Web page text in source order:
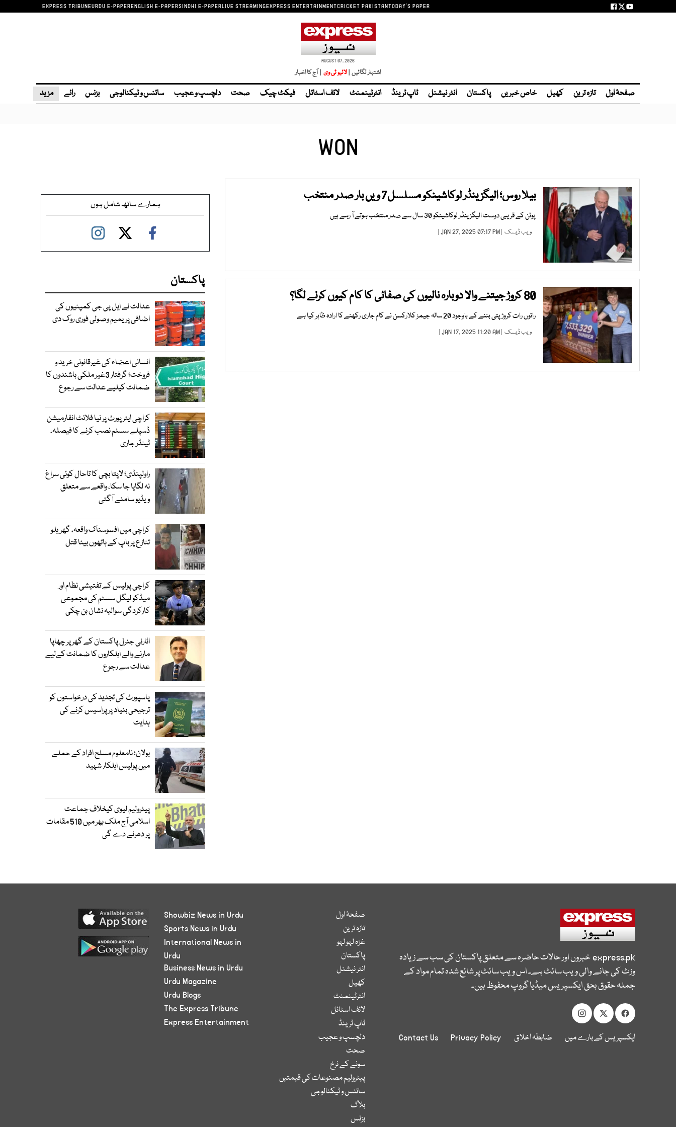
EXPRESS TRIBUNEURDU E-PAPERENGLISH E-PAPERSINDHI E-PAPERLIVE STREAMINGEXPRESS ENTERTAINMENTCRICKET PAKISTANTODAY'S PAPER
AUGUST 07, 2026
اشتہار لگائیں | | آج کا اخبار
صفحۂ اول تازہ ترین کھیل خاص خبریں پاکستان انٹر نیشنل ٹاپ ٹرینڈ انٹرٹینمنٹ لائف اسٹائل فیکٹ چیک صحت دلچسپ و عجیب سائنس و ٹیکنالوجی بزنس رائے مزید
WON
بیلا روس؛ الیگزینڈر لوکاشینکو مسلسل7 ویں بار صدر منتخب
پوٹن کے قریبی دوست الیگزینڈر لوکاشینکو 30 سال سے صدر منتخب ہوتے آ رہے ہیں
ویب ڈیسک | JAN 27, 2025 07:17 PM |
80 کروڑ جیتنے والا دوبارہ نالیوں کی صفائی کا کام کیوں کرنے لگا؟
راتوں رات کروڑ پتی بننے کے باوجود 20 سالہ جیمز کلارکسن نے کام جاری رکھنے کا ارادہ ظاہر کیا ہے
ویب ڈیسک | JAN 17, 2025 11:20 AM |
ہمارے ساتھ شامل ہوں
پاکستان
عدالت نے ایل پی جی کمپنیوں کی
اضافی پریمیم وصولی فوری روک دی
انسانی اعضاء کی غیرقانونی خرید و
فروخت؛ گرفتار 3غیر ملکی باشندوں کا
ضمانت کیلیے عدالت سے رجوع
کراچی ایئرپورٹ پر نیا فلائٹ انفارمیشن
ڈسپلے سسٹم نصب کرنے کا فیصلہ،
ٹینڈر جاری
راولپنڈی؛ لاپتا بچی کا تاحال کوئی سراغ
نہ لگایا جا سکا، واقعے سے متعلق
ویڈیو سامنے آگئی
کراچی میں افسوسناک واقعہ، گھریلو
تنازع پر باپ کے ہاتھوں بیٹا قتل
کراچی پولیس کے تفتیشی نظام اور
میڈکو لیگل سسٹم کی مجموعی
کارکردگی سوالیہ نشان بن چکی
اٹارنی جنرل پاکستان کے گھر پر چھاپا
مارنے والے اہلکاروں کا ضمانت کےلیے
عدالت سے رجوع
پاسپورٹ کی تجدید کی درخواستوں کو
ترجیحی بنیاد پر پراسیس کرنے کی
ہدایت
بولان؛ نامعلوم مسلح افراد کے حملے
میں پولیس اہلکار شہید
پیٹرولیم لیوی کیخلاف جماعت
اسلامی آج ملک بھر میں 510 مقامات
پر دھرنے دے گی
express.pkخبروں اور حالات حاضرہ سے متعلق پاکستان کی سب سے زیادہ
وزٹ کی جانے والی ویب سائٹ ہے۔ اس ویب سائٹ پر شائع شدہ تمام مواد کے
جملہ حقوق بحق ایکسپریس میڈیا گروپ محفوظ ہیں۔
ایکسپریس کے بارے میں ضابطہ اخلاق Privacy Policy
Contact Us
صفحۂ اول
تازہ ترین
غزہ لہو لہو
پاکستان
انٹر نیشنل
کھیل
انٹرٹینمنٹ
لائف اسٹائل
ٹاپ ٹرینڈ
دلچسپ و عجیب
صحت
سونے کے نرخ
پیٹرولیم مصنوعات کی قیمتیں
سائنس و ٹیکنالوجی
بلاگ
بزنس
Showbiz News in Urdu
Sports News in Urdu
International News in
Urdu
Business News in Urdu
Urdu Magazine
Urdu Blogs
The Express Tribune
Express Entertainment